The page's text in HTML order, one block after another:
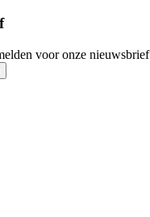
voor onze nieuwsbrief